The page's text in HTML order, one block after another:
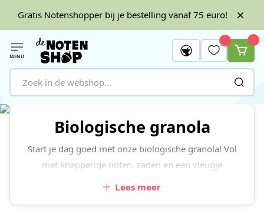
Gratis Notenshopper bij je bestelling vanaf 75 euro!
Ga naar de inhoud
MENU
Biologische granola
Start je dag goed met onze biologische granola! Vol
met knapperige noten, zaden en een vleugje
Lees meer